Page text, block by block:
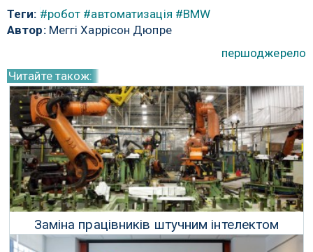
Теги: #робот #автоматизація #BMW
Автор:Меггі Харрісон Дюпре
першоджерело
Читайте також:
Заміна працівників штучним інтелектом
насправді коштує дорожче, вважає MIT